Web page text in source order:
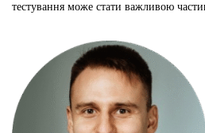
тестування може стати важливою